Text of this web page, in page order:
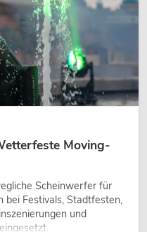
Moving-
Scheinwerfer für
bei Festivals, Stadtfesten,
und